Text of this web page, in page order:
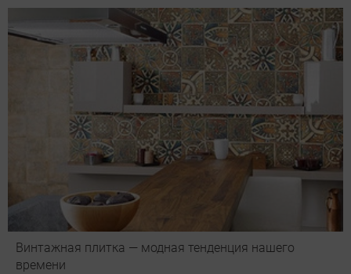
Винтажная плитка — модная тенденция нашего
времени